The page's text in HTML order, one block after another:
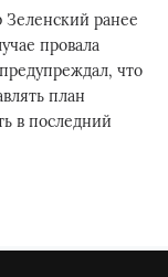
ранее
провала
что
план
в последний